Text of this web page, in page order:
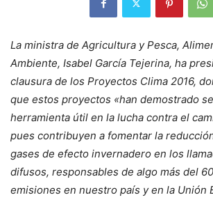
La ministra de Agricultura y Pesca,
Ambiente, Isabel García Tejerina, ha
clausura de los Proyectos Clima 2016,
que estos proyectos «han demostrado
herramienta útil en la lucha contra el
pues contribuyen a fomentar la
gases de efecto invernadero en los
difusos, responsables de algo más del
emisiones en nuestro país y en la Unión